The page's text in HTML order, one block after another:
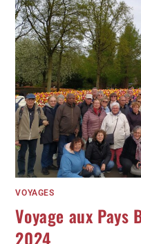
VOYAGES
Voyage aux Pays
2024